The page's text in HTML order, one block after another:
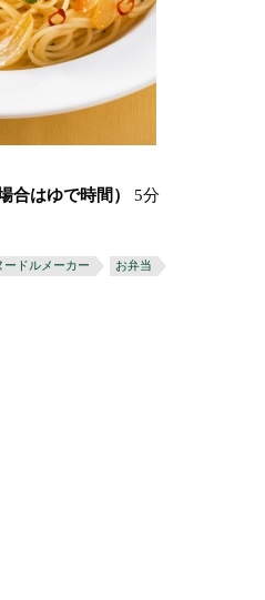
合はゆで時間） 5分
ードルメーカー お弁当